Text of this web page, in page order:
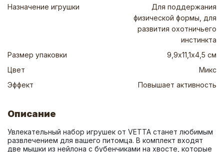
Назначение игрушки
Для поддержания
физической формы, для
развития охотничьего
инстинкта
Размер упаковки
9,9х11,1х4,5 см
Цвет
Микс
Эффект
Повышает активность
Описание
Увлекательный набор игрушек от VETTA станет любимым
развлечением для вашего питомца. В комплект входят
две мышки из нейлона с бубенчиками на хвосте, которые